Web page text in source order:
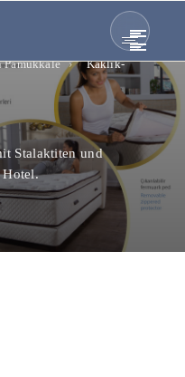
Pamukkale ›
Kaklık-
Stalaktiten und